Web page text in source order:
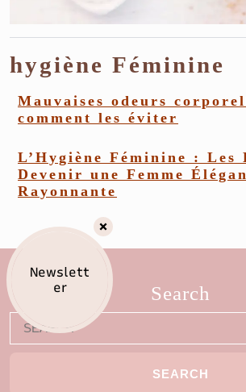
hygiène Féminine
Mauvaises odeurs
comment les éviter
L’Hygiène Féminine : Les
Devenir une Femme
Rayonnante
Search
Newslett
er